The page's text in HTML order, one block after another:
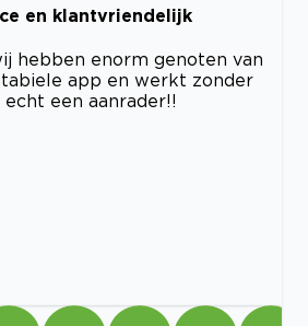
en klantvriendelijk
hebben enorm genoten van
app en werkt zonder
een aanrader!!